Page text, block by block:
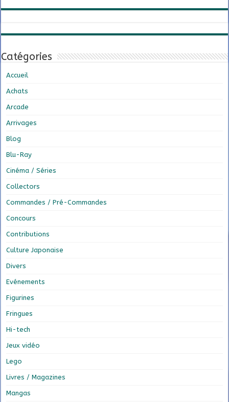
Catégories
Accueil
Achats
Arcade
Arrivages
Blog
Blu-Ray
Cinéma / Séries
Collectors
Commandes / Pré-Commandes
Concours
Contributions
Culture Japonaise
Divers
Evénements
Figurines
Fringues
Hi-tech
Jeux vidéo
Lego
Livres / Magazines
Mangas